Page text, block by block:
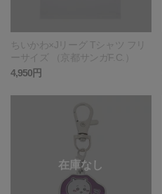
ちいかわ×Jリーグ Tシャツ フリ
ーサイズ （京都サンガF.C.）
4,950円